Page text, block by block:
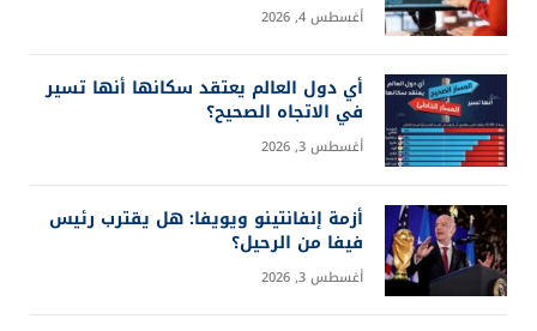
أغسطس 4, 2026
أي دول العالم يعتقد سكانها أنها تسير
في الاتجاه الصحيح؟
أغسطس 3, 2026
أزمة إنفانتينو ويويفا: هل يقترب رئيس
فيفا من الرحيل؟
أغسطس 3, 2026